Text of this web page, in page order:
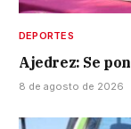
DEPORTES
Ajedrez: Se
8 de agosto de 2026